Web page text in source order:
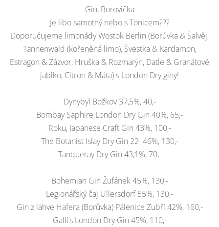
Gin, Borovička
Je libo samotný nebo s Tonicem???
Doporučujeme limonády Wostok Berlin (Borůvka & Šalvěj,
Tannenwald (kořeněná limo), Švestka & Kardamon,
Estragon & Zázvor, Hruška & Rozmarýn, Datle & Granátové
jablko, Citron & Máta) s London Dry giny!
Dynybyl Božkov 37,5%, 40,-
Bombay Saphire London Dry Gin 40%, 65,-
Roku, Japanese Craft Gin 43%, 100,-
The Botanist Islay Dry Gin 22 46%, 130,-
Tanqueray Dry Gin 43,1%, 70,-
Bohemian Gin Žufánek 45%, 130,-
Legionářský čaj Ullersdorf 55%, 130,-
Gin z lahve Hafera (Borůvka) Pálenice Zubří 42%, 160,-
Galli’s London Dry Gin 45%, 110,-